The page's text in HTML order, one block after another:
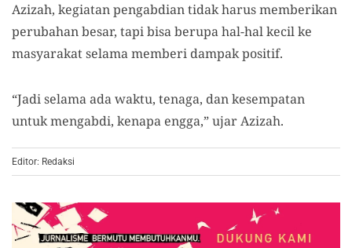
Azizah, kegiatan pengabdian tidak harus memberikan
perubahan besar, tapi bisa berupa hal-hal kecil ke
masyarakat selama memberi dampak positif.
“Jadi selama ada waktu, tenaga, dan kesempatan
untuk mengabdi, kenapa engga,” ujar Azizah.
Editor: Redaksi